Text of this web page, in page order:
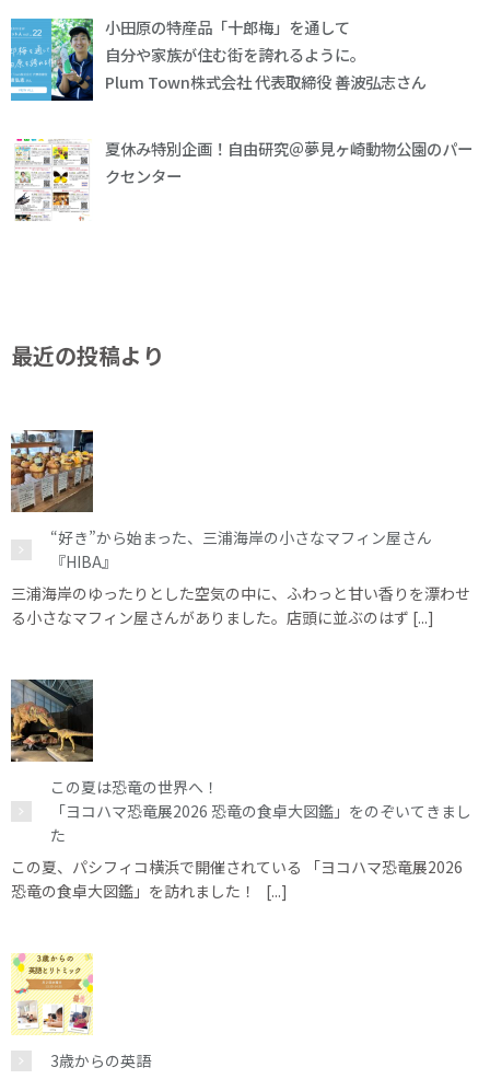
小田原の特産品「十郎梅」を通して
自分や家族が住む街を誇れるように。
Plum Town株式会社 代表取締役 善波弘志さん
夏休み特別企画！自由研究＠夢見ヶ崎動物公園のパー
クセンター
最近の投稿より
“好き”から始まった、三浦海岸の小さなマフィン屋さん
『HIBA』
三浦海岸のゆったりとした空気の中に、ふわっと甘い香りを漂わせ
る小さなマフィン屋さんがありました。店頭に並ぶのはず [...]
この夏は恐竜の世界へ！
「ヨコハマ恐竜展2026 恐竜の食卓大図鑑」をのぞいてきまし
た
この夏、パシフィコ横浜で開催されている 「ヨコハマ恐竜展2026
恐竜の食卓大図鑑」を訪れました！ [...]
3歳からの英語